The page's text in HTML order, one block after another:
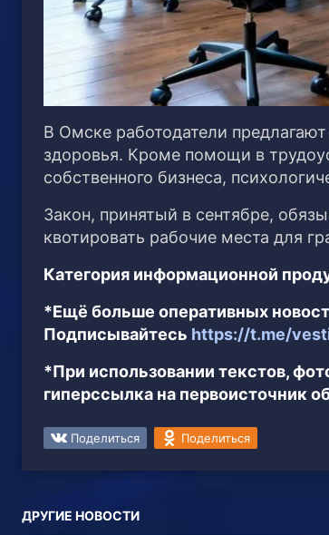
В Омске работодатели
здоровья. Кроме помощи в
собственного бизнеса,
Закон, принятый в сентябре,
квотировать рабочие места для
Категория информационной
*Ещё больше оперативных
Подписывайтесь https://t.me/
*При использовании текстов,
гиперссылка на первоисточник
Поделиться Поделиться
ДРУГИЕ НОВОСТИ